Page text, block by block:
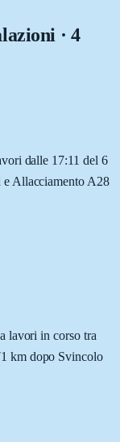
· 4
dalle 17:11 del 6
Allacciamento A28
lavori in corso tra
km dopo Svincolo